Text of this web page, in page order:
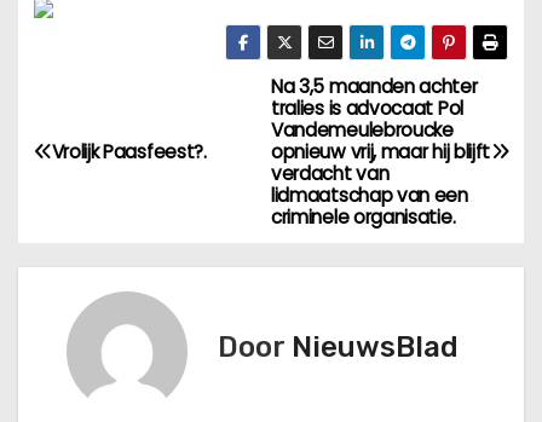
e
Na 3,5 maanden achter
tralies is advocaat Pol
Vandemeulebroucke
opnieuw vrij, maar hij blijft
verdacht van
lidmaatschap van een
criminele organisatie.
Vrolijk Paasfeest?.
Door NieuwsBlad